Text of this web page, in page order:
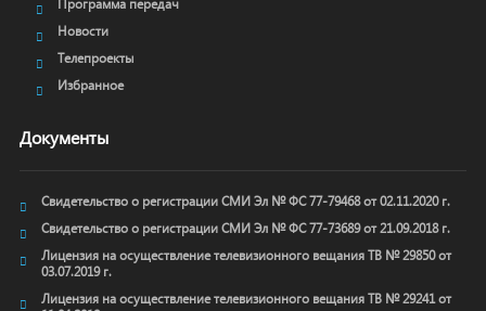
Программа передач
Новости
Телепроекты
Избранное
Документы
Свидетельство о регистрации СМИ Эл № ФС 77-79468 от 02.11.2020 г.
Свидетельство о регистрации СМИ Эл № ФС 77-73689 от 21.09.2018 г.
Лицензия на осуществление телевизионного вещания ТВ № 29850 от
03.07.2019 г.
Лицензия на осуществление телевизионного вещания ТВ № 29241 от